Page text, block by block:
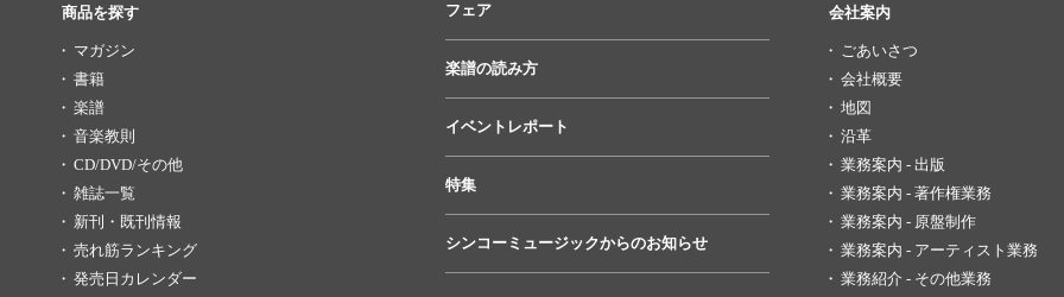
商品を探す
マガジン
書籍
楽譜
音楽教則
CD/DVD/その他
雑誌一覧
新刊・既刊情報
売れ筋ランキング
発売日カレンダー
フェア
楽譜の読み方
イベントレポート
特集
シンコーミュージックからのお知らせ
会社案内
ごあいさつ
会社概要
地図
沿革
業務案内 - 出版
業務案内 - 著作権業務
業務案内 - 原盤制作
業務案内 - アーティスト業務
業務紹介 - その他業務